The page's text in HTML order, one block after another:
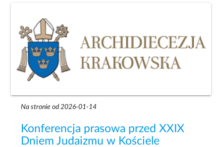
Na stronie od 2026-01-14
Konferencja prasowa przed XXIX
Dniem Judaizmu w Kościele